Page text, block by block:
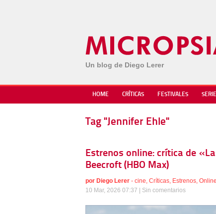
Un blog de Diego Lerer
HOME CRÍTICAS FESTIVALES
Tag "Jennifer Ehle"
Estrenos online: crítica de
Beecroft (HBO Max)
por Diego Lerer - cine, Críticas, Estrenos, Online
10 Mar, 2026 07:37 | Sin comentarios